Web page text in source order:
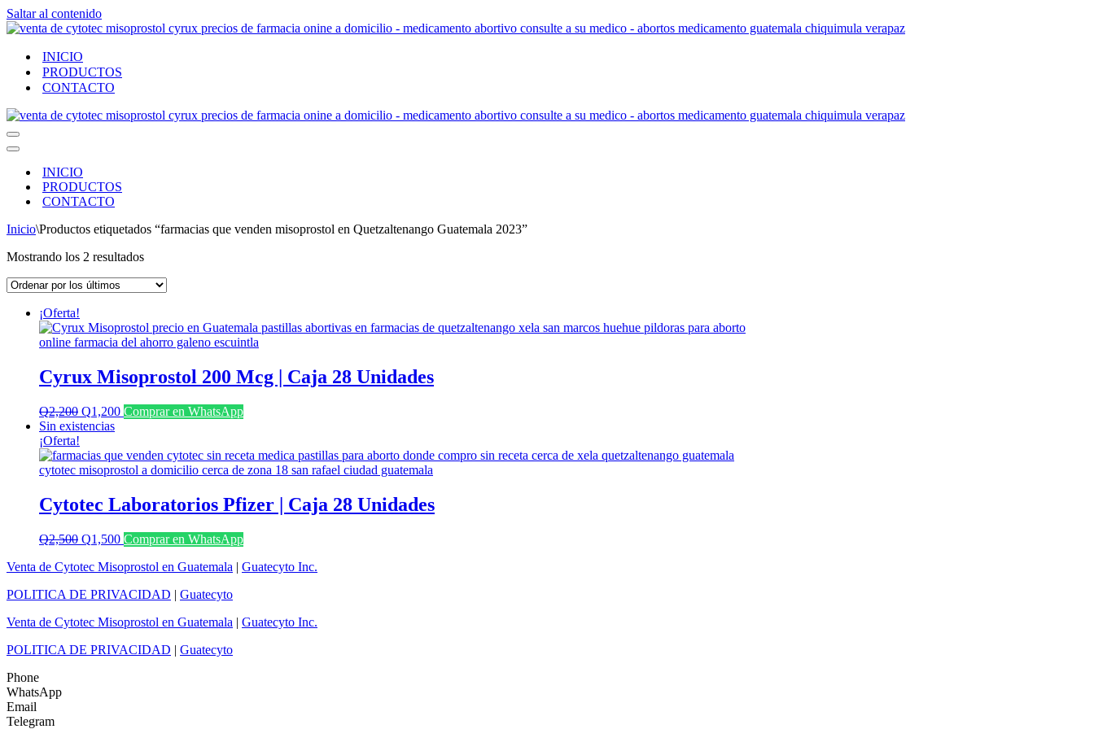
Saltar al contenido
INICIO
PRODUCTOS
CONTACTO
Menú
de
Menú
navegación
INICIO
PRODUCTOS
CONTACTO
Inicio\Productos etiquetados “farmacias que venden misoprostol en Quetzaltenango Guatemala 2023”
Mostrando los 2 resultadosOrdenado
los
¡Oferta!
Cyrux Misoprostol 200 Mcg | Caja 28 Unidades
Q2,200 El
precio
era:
Q2,200.
Q1,200El
es:
Q1,200.
Comprar en WhatsApp
Sin existencias
¡Oferta!
Cytotec Laboratorios Pfizer | Caja 28 Unidades
Q2,500 El
original
Q2,500.
Q1,500El
actual
Q1,500.
Comprar en WhatsApp
Venta de Cytotec Misoprostol en Guatemala | Guatecyto Inc.
POLITICA DE PRIVACIDAD | Guatecyto
Venta de Cytotec Misoprostol en Guatemala | Guatecyto Inc.
POLITICA DE PRIVACIDAD | Guatecyto
Phone
WhatsApp
Email
Telegram